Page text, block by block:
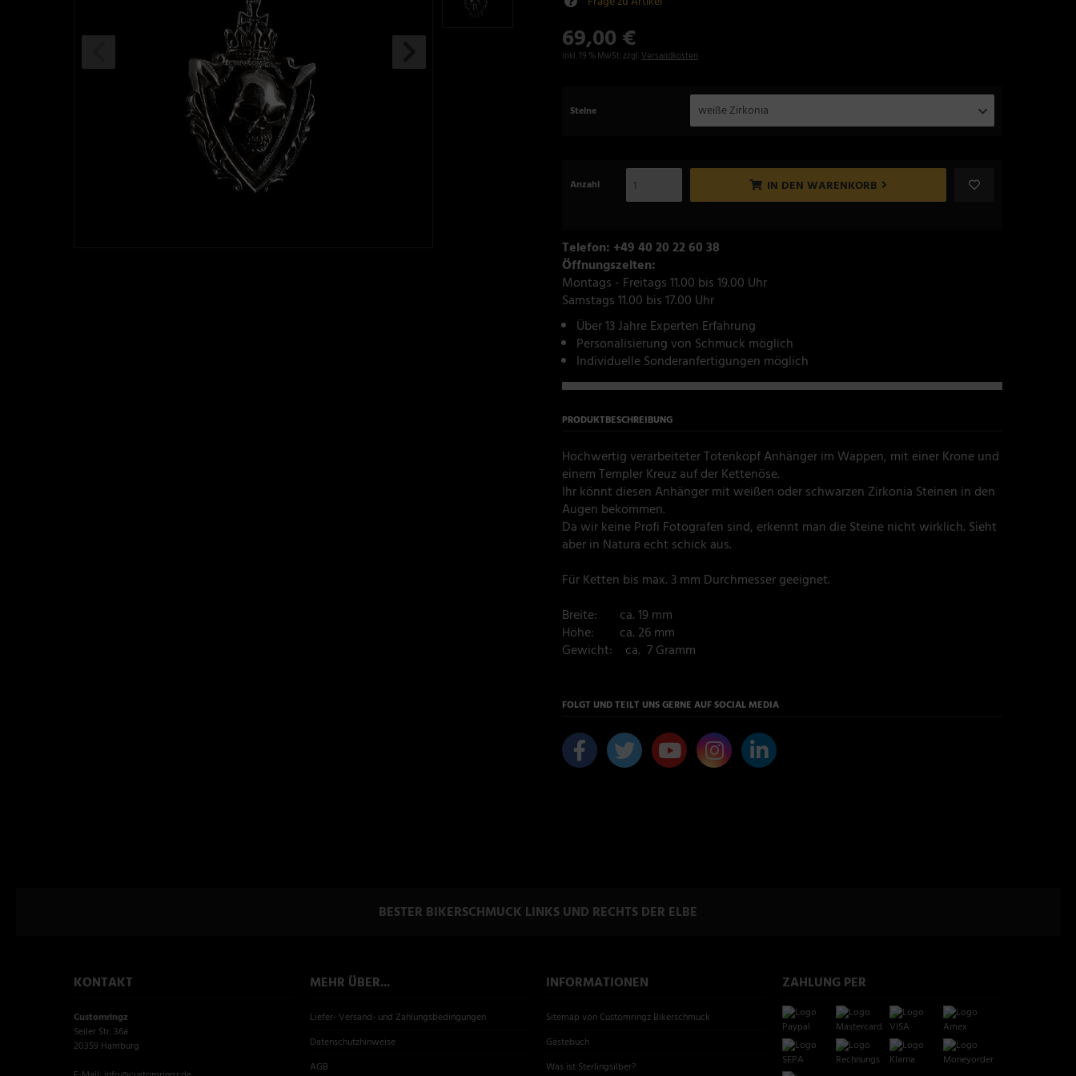
69,00 €
inkl. 19 % MwSt. zzgl. Versandkosten
Steine weiße Zirkonia
Anzahl IN DEN WARENKORB
Telefon: +49 40 20 22 60 38
Öffnungszeiten:
Montags - Freitags 11.00 bis 19.00 Uhr
Samstags 11.00 bis 17.00 Uhr
Über 13 Jahre Experten Erfahrung
Personalisierung von Schmuck möglich
Individuelle Sonderanfertigungen möglich
PRODUKTBESCHREIBUNG
Hochwertig verarbeiteter Totenkopf Anhänger im Wappen, mit einer Krone und
einem Templer Kreuz auf der Kettenöse.
Ihr könnt diesen Anhänger mit weißen oder schwarzen Zirkonia Steinen in den
Augen bekommen.
Da wir keine Profi Fotografen sind, erkennt man die Steine nicht wirklich. Sieht
aber in Natura echt schick aus.
Für Ketten bis max. 3 mm Durchmesser geeignet.
Breite: ca. 19 mm
Höhe: ca. 26 mm
Gewicht: ca. 7 Gramm
FOLGT UND TEILT UNS GERNE AUF SOCIAL MEDIA
BESTER BIKERSCHMUCK LINKS UND RECHTS DER ELBE
KONTAKT
Customringz
Seiler Str. 36a
20359 Hamburg
MEHR ÜBER...
Liefer- Versand- und Zahlungsbedingungen
Datenschutzhinweise
AGB
INFORMATIONEN
Sitemap von Customringz Bikerschmuck
Gästebuch
Was ist Sterlingsilber?
ZAHLUNG PER